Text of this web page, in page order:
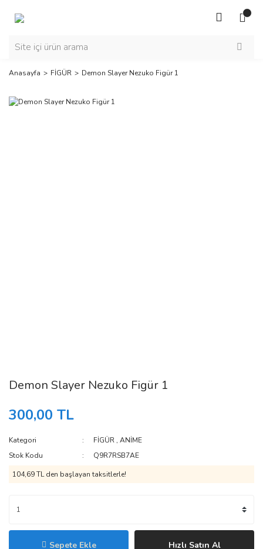
Anasayfa FİGÜR Demon Slayer Nezuko Figür 1
Demon Slayer Nezuko Figür 1
300,00 TL
Kategori FİGÜR ,ANİME
Stok Kodu
Q9R7RSB7AE
104,69 TL den başlayan taksitlerle!
Sepete Ekle Hızlı Satın Al